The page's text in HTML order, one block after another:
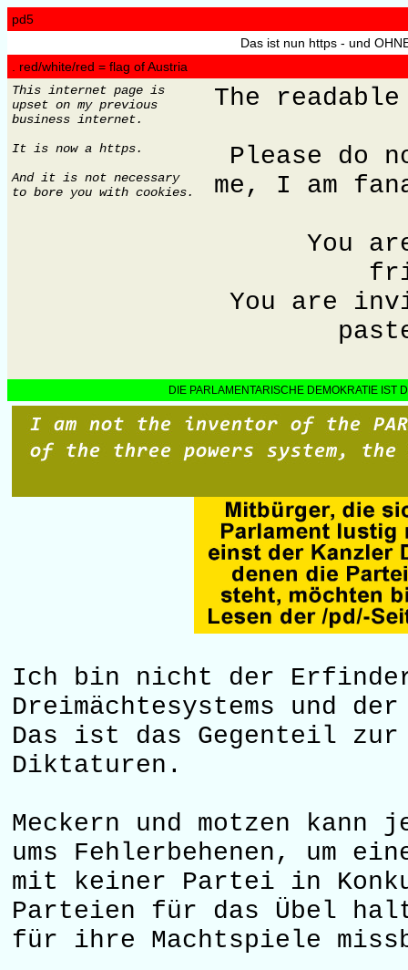
pd5
Das ist nun https - und
. red/white/red = flag of Austria
This internet page is
upset on my previous
business internet.
It is now a https.
And it is not necessary
to bore you with cookies.
The
Please do
me, I am
You
You are
DIE PARLAMENTARISCHE DEMOKRATIE IST
Ich bin nicht der
Dreimächtesystems und
Das ist das Gegenteil zur
Diktaturen.
Meckern und motzen kann
ums Fehlerbehenen, um
mit keiner Partei in
Parteien für das Übel
für ihre Machtspiele